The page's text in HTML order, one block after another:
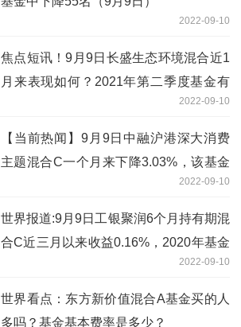
2022-09-10
焦点短讯！9月9日长盛生态环境混合近1
月来表现如何？2021年第二季度基金有
2022-09-10
【当前热闻】9月9日中融沪港深大消费
主题混合C一个月来下降3.03%，该基金
2022-09-10
世界报道:9月9日工银聚润6个月持有期混
合C近三月以来收益0.16%，2020年基金
2022-09-10
世界看点：东方新价值混合A基金买的人
多吗？基金基本费率是多少？